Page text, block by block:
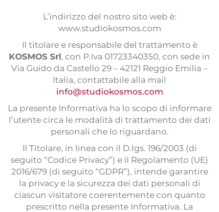
Subtitulación
Sitios web multilingües
Maquetación multilingüe
Servicio de prensa
Encuestas internacionales
Organización de eventos
Prácticas
L’indirizzo del nostro sito web è:
www.studiokosmos.com
Il titolare e responsabile del trattamento è
KOSMOS Srl, con P.Iva 01723340350, con sede in
Via Guido da Castello 29 – 42121 Reggio Emilia –
Italia, contattabile alla mail
info@studiokosmos.com
La presente Informativa ha lo scopo di informare
l’utente circa le modalità di trattamento dei dati
personali che lo riguardano.
Il Titolare, in linea con il D.lgs. 196/2003 (di
seguito “Codice Privacy”) e il Regolamento (UE)
2016/679 (di seguito “GDPR”), intende garantire
la privacy e la sicurezza dei dati personali di
ciascun visitatore coerentemente con quanto
prescritto nella presente Informativa. La